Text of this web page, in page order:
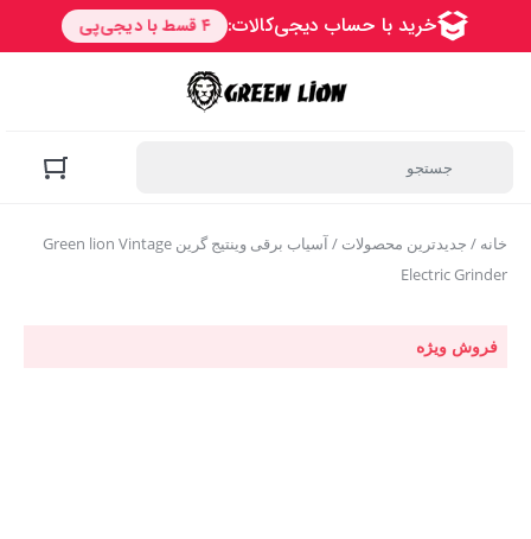
خانه / جدیدترین محصولات
/ آسیاب برقی وینتیج گرین Green lion Vintage
Electric Grinder
فروش ویژه